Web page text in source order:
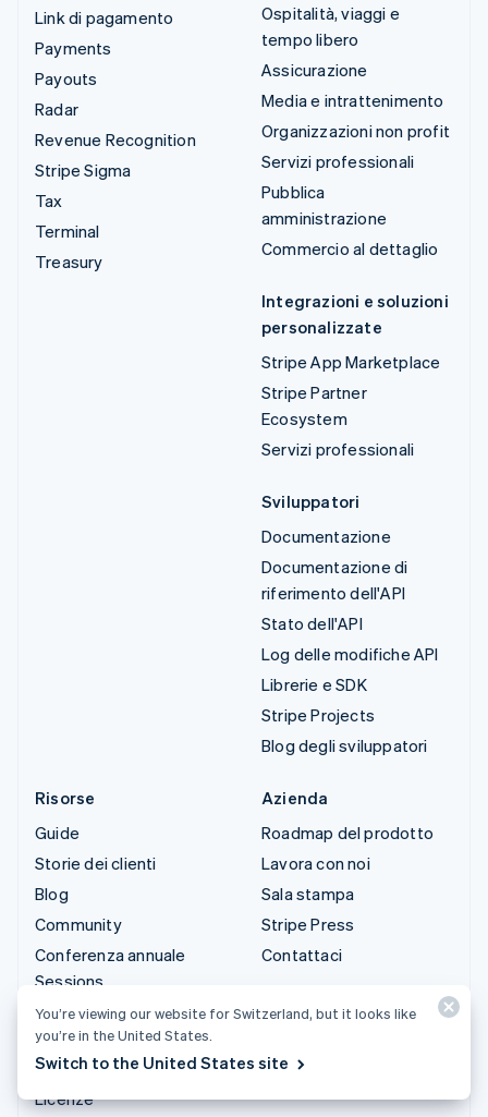
Link di pagamento
Payments
Payouts
Radar
Revenue Recognition
Stripe Sigma
Tax
Terminal
Treasury
Ospitalità, viaggi e
tempo libero
Assicurazione
Media e intrattenimento
Organizzazioni non profit
Servizi professionali
Pubblica
amministrazione
Commercio al dettaglio
Integrazioni e soluzioni
personalizzate
Stripe App Marketplace
Stripe Partner
Ecosystem
Servizi professionali
Sviluppatori
Documentazione
Documentazione di
riferimento dell'API
Stato dell'API
Log delle modifiche API
Librerie e SDK
Stripe Projects
Blog degli sviluppatori
Risorse
Guide
Storie dei clienti
Blog
Community
Conferenza annuale
Sessions
Privacy e termini
Attività vietate e
soggette a limitazioni
Licenze
Azienda
Roadmap del prodotto
Lavora con noi
Sala stampa
Stripe Press
Contattaci
You’re viewing our website for Switzerland, but it looks like
you’re in the United States.
Switch to the United States site